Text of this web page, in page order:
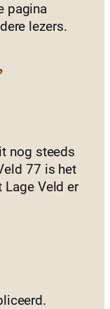
pagina
lezers.
nog steeds
77 is het
Lage Veld er